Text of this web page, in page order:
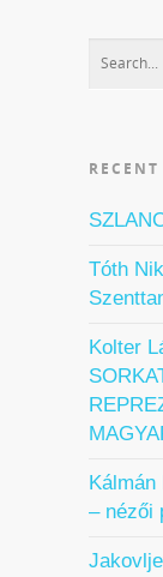
Tóth
Kolter
Kálmán
– nézői